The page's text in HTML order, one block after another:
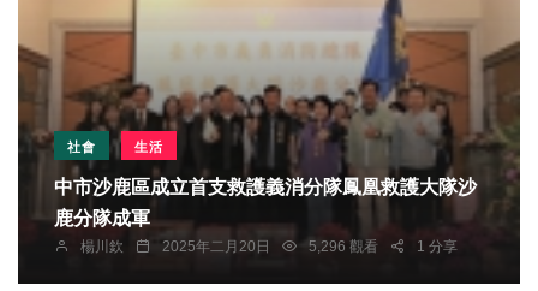
社會 生活
中市沙鹿區成立首支救護義消分隊鳳凰救護大隊沙
鹿分隊成軍
楊川欽 2025年二月20日 5,296 觀看 1 分享